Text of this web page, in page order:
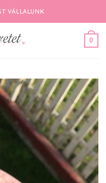
VÁLLALUNK
0